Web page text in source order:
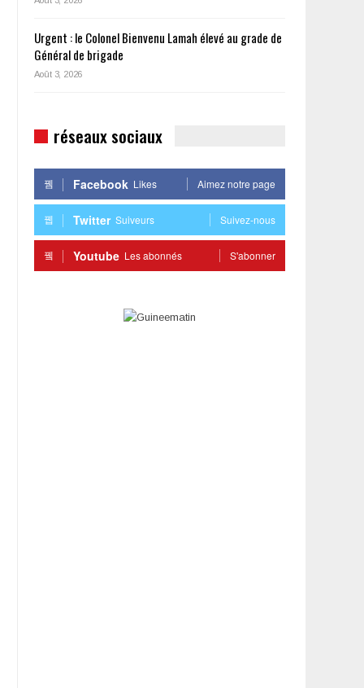
Urgent : le Colonel Bienvenu Lamah élevé au grade de
Général de brigade
Août 3, 2026
réseaux sociaux
Facebook Likes Aimez notre page
Twitter Suiveurs Suivez-nous
Youtube Les abonnés S'abonner